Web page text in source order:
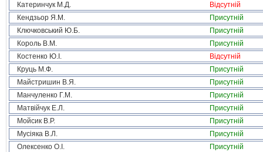
Катеринчук М.Д.
Відсутній
Кендзьор Я.М.
Присутній
Ключковський Ю.Б.
Присутній
Король В.М.
Присутній
Костенко Ю.І.
Відсутній
Круць М.Ф.
Присутній
Майстришин В.Я.
Присутній
Манчуленко Г.М.
Присутній
Матвійчук Е.Л.
Присутній
Мойсик В.Р.
Присутній
Мусіяка В.Л.
Присутній
Олексенко О.І.
Присутній